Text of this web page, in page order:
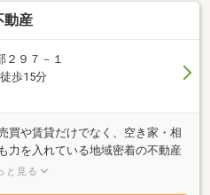
動産
２９７－１
歩15分
買や賃貸だけでなく、空き家・相
力を入れている地域密着の不動産
た」「相続した不動産をどうした
と見る